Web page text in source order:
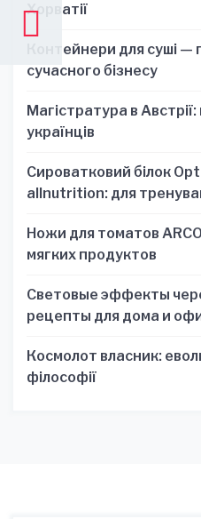
Хорватії
Контейнери для суші —
сучасного бізнесу
Магістратура в
українців
Сироватковий білок
allnutrition: для
Ножи для томатов
мягких продуктов
Световые эффекты
рецепты для дома и
Космолот власник:
філософії